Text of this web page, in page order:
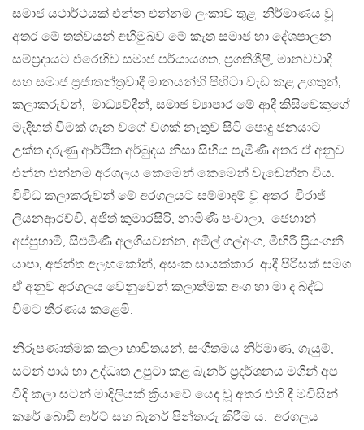
සමාජ යථාර්ථයක් එන්න එන්නම ලංකාව තුළ නිර්මාණය වූ
අතර මේ තත්වයන් අභිමුඛව මේ කැත සමාජ හා දේශපාලන
සම්ප්‍රදායට එරෙහිව සමාජ පර්යායගත, ප්‍රගතිශීලී, මානවවාදී
සහ සමාජ ප්‍රජාතන්ත්‍රවාදී මානයන්හි පිහිටා වැඩ කළ උගතුන්,
කලාකරුවන්, මාධ්‍යව්දීන්, සමාජ ව්‍යාපාර මේ ආදී කිසිවෙකුගේ
මැදිහත් වීමක් ගැන වගේ වගක් නැතුව සිටි පොදු ජනයාට
උක්ත දරුණු ආර්ථික අර්බුදය නිසා සිහිය පැමිණි අතර ඒ අනුව
එන්න එන්නම අරගලය කෙමෙන් කෙමෙන් වැඩෙන්න විය.
විවිධ කලාකරුවන් මේ අරගලයට සම්මාදම් වූ අතර විරාජ්
ලියනආරච්චි, අජිත් කුමාරසිරි, නාමිණී පංචාලා, ජෙහාන්
අප්පුහාමි, සිළුමිණි අලගියවන්න, අමිල් ගල්අංග, මිහිරි ප්‍රියංගනී
යාපා, අජන්ත අලහකෝන්, අසංක සායක්කාර ආදී පිරිසක් සමග
ඒ අනුව අරගලය වෙනුවෙන් කලාත්මක අංග හා මා ද බද්ධ
වීමට තීරණය කළෙමි.
නිරූපණාත්මක කලා භාවිතයන්, සංගීතමය නිර්මාණ, ගැයුම්,
සටන් පාඨ හා උද්ධෘත උපුටා කළ බැනර් ප්‍රදර්ශනය මගින් අප
වීදි කලා සටන් මාදිලියක් ක්‍රියාවේ යෙද වූ අතර එහි දී මවිසින්
කරේ බොඩි ආර්ට් සහ බැනර් පින්තාරු කිරීම ය. අරගලය